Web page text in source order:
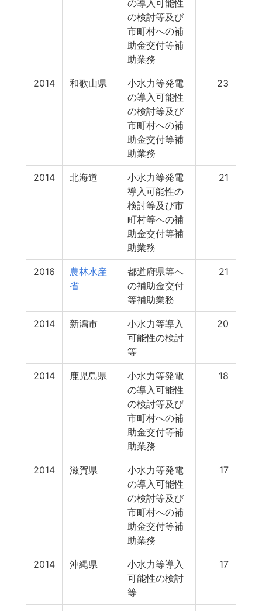
の導入可能性
の検討等及び
市町村への補
助金交付等補
助業務
2014 和歌山県
小水力等発電
の導入可能性
の検討等及び
市町村への補
助金交付等補
助業務
23
2014 北海道
小水力等発電
導入可能性の
検討等及び市
町村等への補
助金交付等補
助業務
21
2016
農林水産
省
都道府県等へ
の補助金交付
等補助業務
21
2014 新潟市
小水力等導入
可能性の検討
等
20
2014 鹿児島県
小水力等発電
の導入可能性
の検討等及び
市町村への補
助金交付等補
助業務
18
2014 滋賀県
小水力等発電
の導入可能性
の検討等及び
市町村への補
助金交付等補
助業務
17
2014 沖縄県
小水力等導入
可能性の検討
等
17